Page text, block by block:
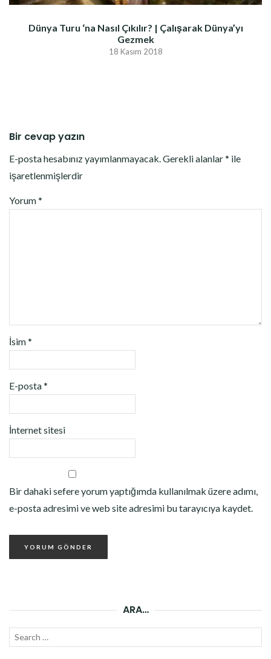
Dünya Turu ‘na Nasıl Çıkılır? | Çalışarak Dünya’yı
Gezmek
18 Kasım 2018
Bir cevap yazın
E-posta hesabınız yayımlanmayacak.Gerekli alanlar* ile
işaretlenmişlerdir
Yorum*
İsim*
E-posta*
İnternet sitesi
Bir dahaki sefere yorum yaptığımda kullanılmak üzere adımı,
e-posta adresimi ve web site adresimi bu tarayıcıya kaydet.
ARA…
Search